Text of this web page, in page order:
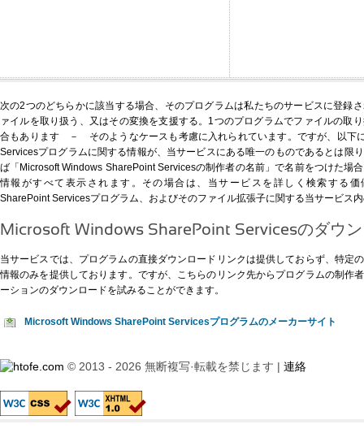
次の2つのどちらかに該当する場合、そのプログラムは私たちのサービスに登
ァイルを取り扱う、又はその変換を支援する。1つのプログラムでファイルの取
合もあります － そのようなケースも考慮に入れられています。ですが、以下
Servicesプログラムに関する情報が、当サービスにある唯一のものであるとは限
ば「Microsoft Windows SharePoint Servicesの制作者の名前」で名前をつけた場
情報がすべて表示されます。その場合は、当サービスを詳しく検索する価
SharePoint Servicesプログラム、およびそのファイル拡張子に関する当サービス
Microsoft Windows SharePoint Servicesのダウ
当サービスでは、プログラムの直接ダウンロードリンクは提供しておらず、特定
情報のみを提供しております。ですが、 こちらのリンク先からプログラムの制作
ーションのダウンロードを試みることができます。
Microsoft Windows SharePoint Servicesプログラムのメーカーサイト
© 2013 - 2026 無断複写·転載を禁じます | 連絡